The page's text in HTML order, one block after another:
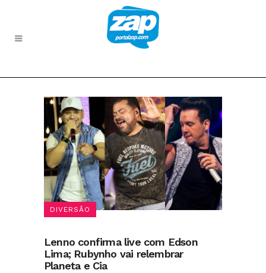
DIVERSÃO
Lenno confirma live com Edson
Lima; Rubynho vai relembrar
Planeta e Cia